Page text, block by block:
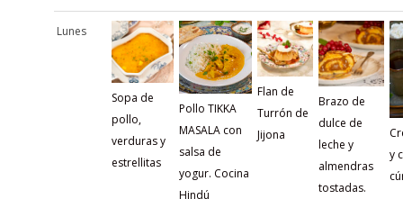
Lunes
Sopa de
pollo,
verduras y
estrellitas
Pollo TIKKA
MASALA con
salsa de
yogur. Cocina
Hindú
Flan de
Turrón de
Jijona
Brazo de
dulce de
leche y
almendras
tostadas.
y